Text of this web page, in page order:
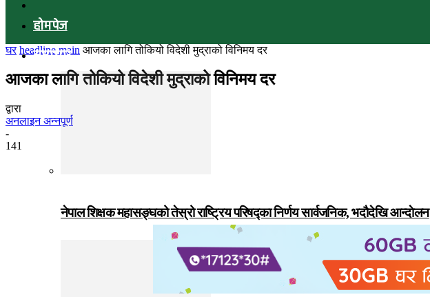
होमपेज
समाचार
नेपाल शिक्षक महासङ्घको तेस्रो राष्ट्रिय परिषद्का निर्णय सार्वजनिक, भदाैदेखि आन्दाेलन
घर headline main आजका लागि तोकियो विदेशी मुद्राको विनिमय दर
आजका लागि तोकियो विदेशी मुद्राको विनिमय दर
द्वारा
अनलाइन अन्नपूर्ण
-
141